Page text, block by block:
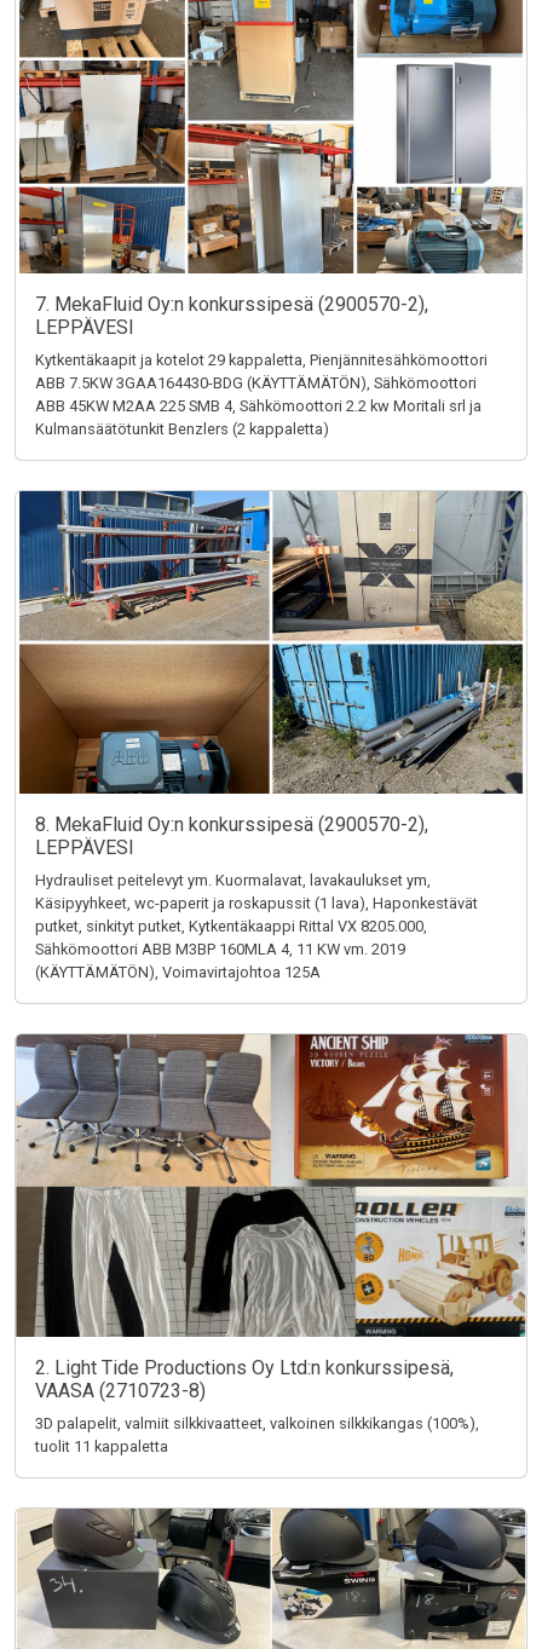
7. MekaFluid Oy:n konkurssipesä (2900570-2),
LEPPÄVESI
Kytkentäkaapit ja kotelot 29 kappaletta, Pienjännitesähkömoottori
ABB 7.5KW 3GAA164430-BDG (KÄYTTÄMÄTÖN), Sähkömoottori
ABB 45KW M2AA 225 SMB 4, Sähkömoottori 2.2 kw Moritali srl ja
Kulmansäätötunkit Benzlers (2 kappaletta)
8. MekaFluid Oy:n konkurssipesä (2900570-2),
LEPPÄVESI
Hydrauliset peitelevyt ym. Kuormalavat, lavakaulukset ym,
Käsipyyhkeet, wc-paperit ja roskapussit (1 lava), Haponkestävät
putket, sinkityt putket, Kytkentäkaappi Rittal VX 8205.000,
Sähkömoottori ABB M3BP 160MLA 4, 11 KW vm. 2019
(KÄYTTÄMÄTÖN), Voimavirtajohtoa 125A
2. Light Tide Productions Oy Ltd:n konkurssipesä,
VAASA (2710723-8)
3D palapelit, valmiit silkkivaatteet, valkoinen silkkikangas (100%),
tuolit 11 kappaletta